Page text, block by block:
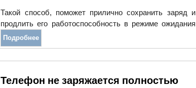
Такой способ, поможет прилично сохранить заряд и
продлить его работоспособность в режиме ожидания
Андроида.
Подробнее
Телефон не заряжается полностью